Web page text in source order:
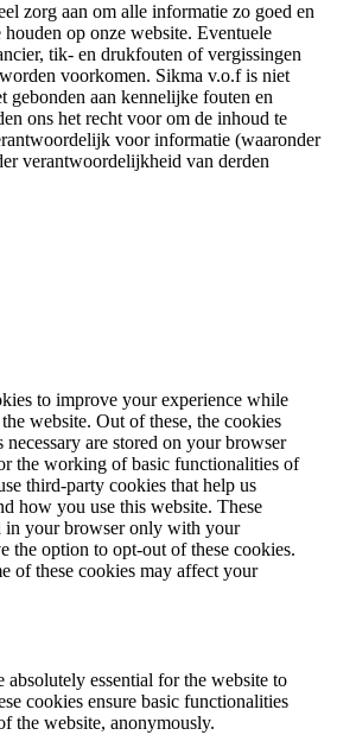
zorg aan om alle informatie zo goed en
op onze website. Eventuele
tik- en drukfouten of vergissingen
voorkomen. Sikma v.o.f is niet
gebonden aan kennelijke fouten en
ons het recht voor om de inhoud te
voor informatie (waaronder
verantwoordelijkheid van derden
to improve your experience while
website. Out of these, the cookies
necessary are stored on your browser
the working of basic functionalities of
third-party cookies that help us
how you use this website. These
in your browser only with your
the option to opt-out of these cookies.
of these cookies may affect your
absolutely essential for the website to
cookies ensure basic functionalities
the website, anonymously.